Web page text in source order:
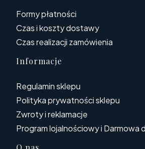
Formy płatności
Czas i koszty dostawy
Czas realizacji zamówienia
Informacje
Regulamin sklepu
Polityka prywatności sklepu
Zwroty i reklamacje
Program lojalnościowy i Darmowa